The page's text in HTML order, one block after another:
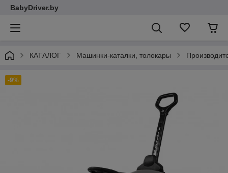
BabyDriver.by
КАТАЛОГ Машинки-каталки, толокары
-9%